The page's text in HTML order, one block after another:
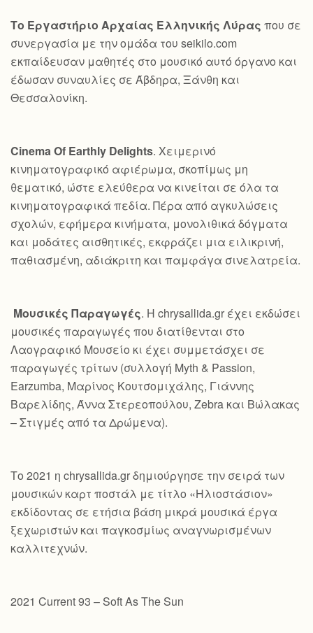
Το Εργαστήριο Αρχαίας Ελληνικής Λύρας που σε
συνεργασία με την ομάδα του seikilo.com
εκπαίδευσαν μαθητές στο μουσικό αυτό όργανο και
έδωσαν συναυλίες σε Άβδηρα, Ξάνθη και
Θεσσαλονίκη.
Cinema Of Earthly Delights. Χειμερινό
κινηματογραφικό αφιέρωμα, σκοπίμως μη
θεματικό, ώστε ελεύθερα να κινείται σε όλα τα
κινηματογραφικά πεδία. Πέρα από αγκυλώσεις
σχολών, εφήμερα κινήματα, μονολιθικά δόγματα
και μοδάτες αισθητικές, εκφράζει μια ειλικρινή,
παθιασμένη, αδιάκριτη και παμφάγα σινελατρεία.
Μουσικές Παραγωγές. Η chrysallida.gr έχει εκδώσει
μουσικές παραγωγές που διατίθενται στο
Λαογραφικό Μουσείο κι έχει συμμετάσχει σε
παραγωγές τρίτων (συλλογή Myth & Passion,
Earzumba, Μαρίνος Κουτσομιχάλης, Γιάννης
Βαρελίδης, Άννα Στερεοπούλου, Zebra και Βώλακας
– Στιγμές από τα Δρώμενα).
Το 2021 η chrysallida.gr δημιούργησε την σειρά των
μουσικών καρτ ποστάλ με τίτλο «Ηλιοστάσιον»
εκδίδοντας σε ετήσια βάση μικρά μουσικά έργα
ξεχωριστών και παγκοσμίως αναγνωρισμένων
καλλιτεχνών.
2021 Current 93 – Soft As The Sun